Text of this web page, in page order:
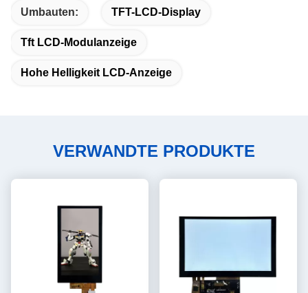
Umbauten: TFT-LCD-Display
Tft LCD-Modulanzeige
Hohe Helligkeit LCD-Anzeige
VERWANDTE PRODUKTE